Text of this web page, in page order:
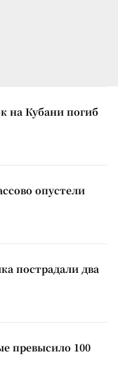
на Кубани погиб
опустели
пострадали два
превысило 100